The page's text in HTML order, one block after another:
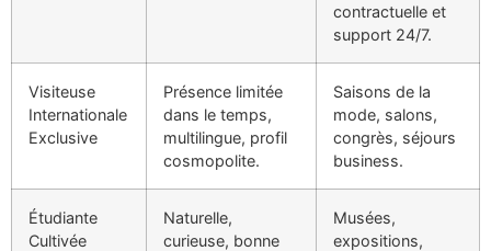
contractuelle et
support 24/7.
Visiteuse
Internationale
Exclusive
Présence limitée
dans le temps,
multilingue, profil
cosmopolite.
Saisons de la
mode, salons,
congrès, séjours
business.
Étudiante
Cultivée
Naturelle,
curieuse, bonne
Musées,
expositions,